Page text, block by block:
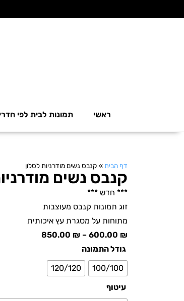
ראשי תמונות לבית לפי
דף הבית » קנבס נשים מודרניות לסלון
קנבס נשים
*** חדש ***
זוג תמונות קנבס מעוצבות
מתוחות על מסגרת עץ איכותית
600.00 ₪
–
850.00 ₪
גודל התמונה
100/100
120/120
עיטוף